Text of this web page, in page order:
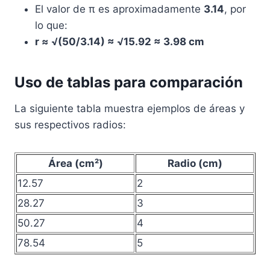
El valor de π es aproximadamente 3.14, por
lo que:
r ≈ √(50/3.14) ≈ √15.92 ≈ 3.98 cm
Uso de tablas para comparación
La siguiente tabla muestra ejemplos de áreas y
sus respectivos radios:
Área (cm²)
Radio (cm)
12.57
2
28.27
3
50.27
4
78.54
5